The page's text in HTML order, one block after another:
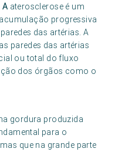
A aterosclerose é um
progressiva
das artérias. A
paredes das artérias
ou total do fluxo
dos órgãos como o
gordura produzida
para o
que na grande parte